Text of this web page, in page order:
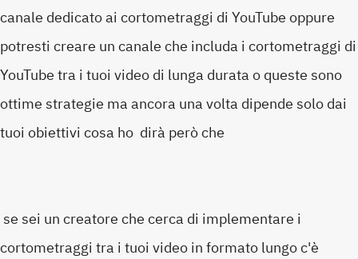
canale dedicato ai cortometraggi di YouTube oppure
potresti creare un canale che includa i cortometraggi di
YouTube tra i tuoi video di lunga durata o queste sono
ottime strategie ma ancora una volta dipende solo dai
tuoi obiettivi cosa ho dirà però che
se sei un creatore che cerca di implementare i
cortometraggi tra i tuoi video in formato lungo c'è